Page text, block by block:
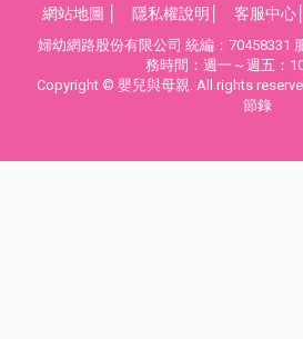
網站地圖 隱私權說明 客服中心
婦幼網路股份有限公司 統編：70458331
務時間：週一～週五：
Copyright © 嬰兒與母親. All rights
節錄